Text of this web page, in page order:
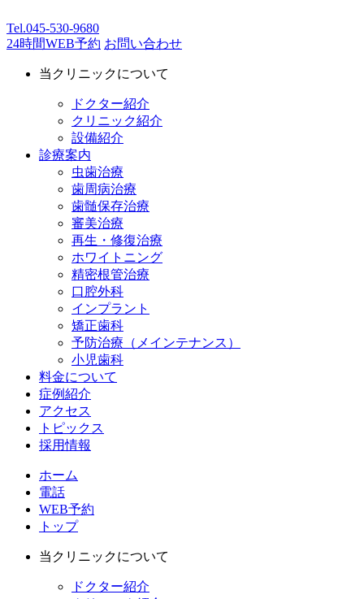
Tel.045-530-9680
24時間WEB予約 お問い合わせ
当クリニックについて
ドクター紹介
クリニック紹介
設備紹介
診療案内
虫歯治療
歯周病治療
歯髄保存治療
審美治療
再生・修復治療
ホワイトニング
精密根管治療
口腔外科
インプラント
矯正歯科
予防治療（メインテナンス）
小児歯科
料金について
症例紹介
アクセス
トピックス
採用情報
ホーム
電話
WEB予約
トップ
当クリニックについて
ドクター紹介